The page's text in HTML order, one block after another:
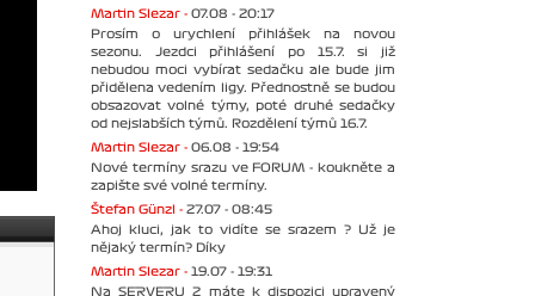
Martin Slezar - 07.08 - 20:17
Prosím o urychlení přihlášek na novou
sezonu. Jezdci přihlášení po 15.7. si již
nebudou moci vybírat sedačku ale bude jim
přidělena vedením ligy. Přednostně se budou
obsazovat volné týmy, poté druhé sedačky
od nejslabších týmů. Rozdělení týmů 16.7.
Martin Slezar - 06.08 - 19:54
Nové termíny srazu ve FORUM - koukněte a
zapište své volné termíny.
Štefan Günzl - 27.07 - 08:45
Ahoj kluci, jak to vidíte se srazem ? Už je
nějaký termín? Díky
Martin Slezar - 19.07 - 19:31
Na SERVERU 2 máte k dispozici upravený